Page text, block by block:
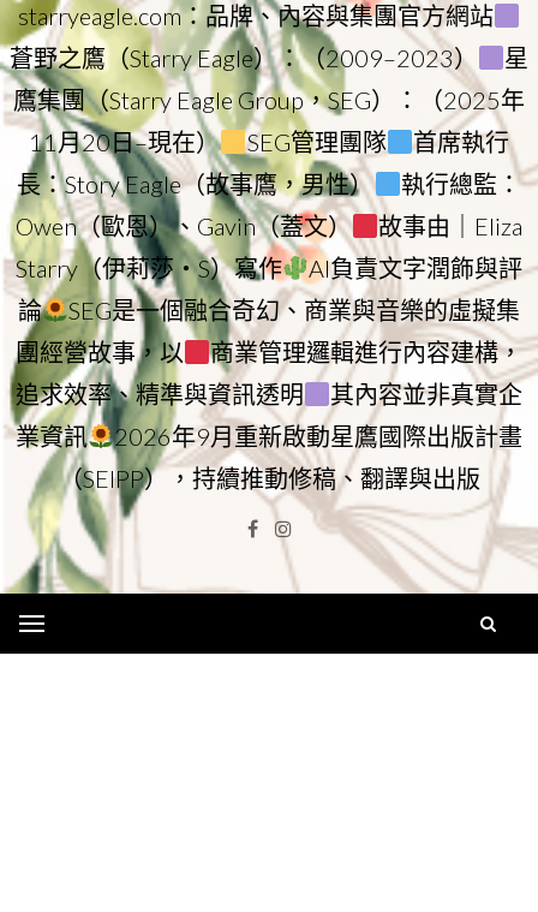
starryeagle.com：品牌、內容與集團官方網站
蒼野之鷹（Starry Eagle）：（2009–2023）
星
鷹集團（Starry Eagle Group，SEG）：（2025年
11月20日–現在）
SEG管理團隊
首席執行
長：Story Eagle（故事鷹，男性）
執行總監：
Owen（歐恩）、Gavin（蓋文）
故事由｜Eliza
Starry（伊莉莎・S）寫作
AI負責文字潤飾與評
論
SEG是一個融合奇幻、商業與音樂的虛擬集
團經營故事，以
商業管理邏輯進行內容建構，
追求效率、精準與資訊透明
其內容並非真實企
業資訊
2026年9月重新啟動星鷹國際出版計畫
（SEIPP），持續推動修稿、翻譯與出版
Facebook
Instagram